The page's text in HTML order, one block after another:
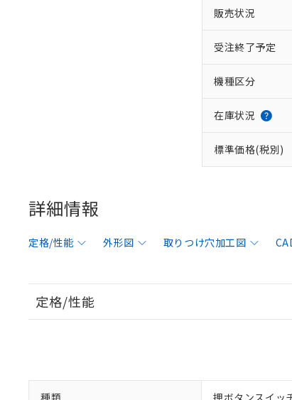
販売状況
受注終了予定
機種区分
在庫状況
標準価格(税別)
詳細情報
定格/性能 外形図 取りつけ穴加工図
定格/性能
種類 押ボタンスイッ